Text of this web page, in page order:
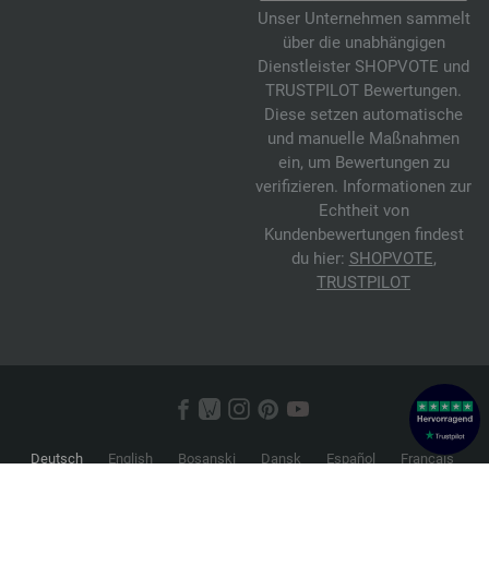
Unser Unternehmen sammelt
über die unabhängigen
Dienstleister SHOPVOTE und
TRUSTPILOT Bewertungen.
Diese setzen automatische
und manuelle Maßnahmen
ein, um Bewertungen zu
verifizieren. Informationen zur
Echtheit von
Kundenbewertungen findest
du hier: SHOPVOTE,
TRUSTPILOT
Deutsch English Bosanski Dansk Español
Français